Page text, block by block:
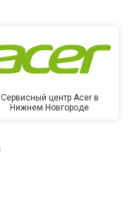
Сервисный центр Acer в
Нижнем Новгороде